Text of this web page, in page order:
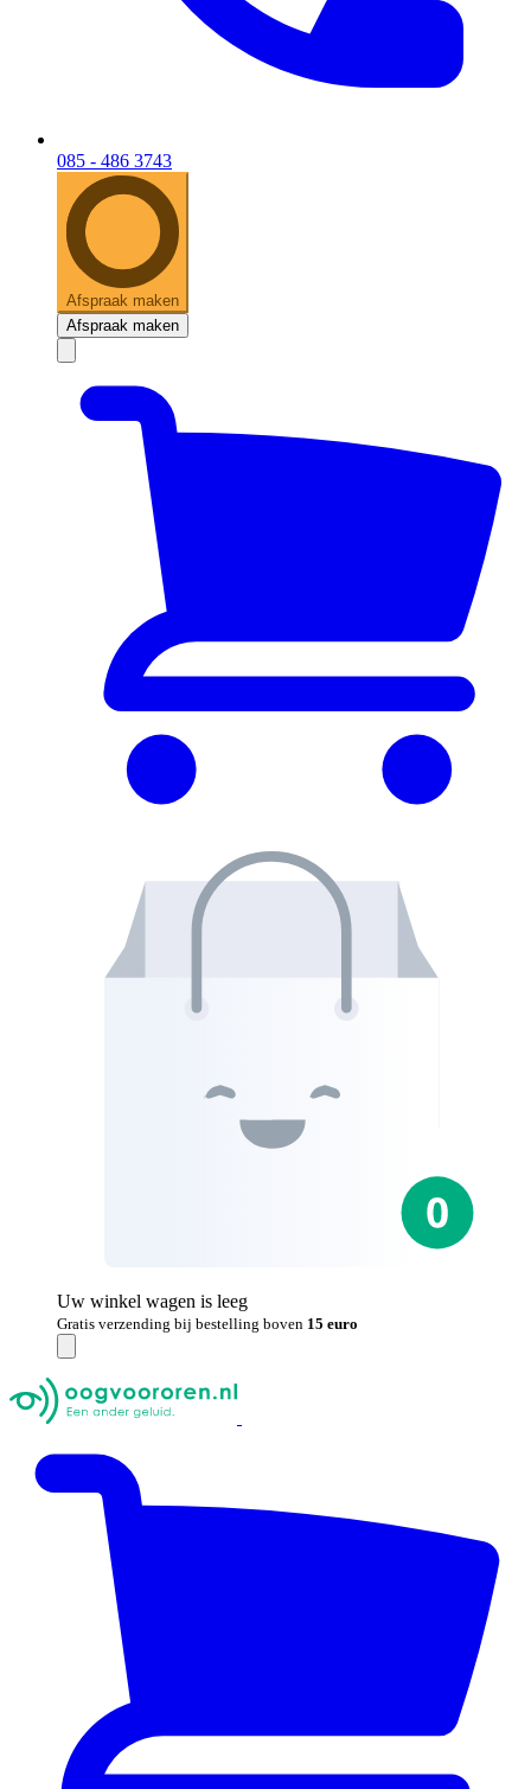
085 - 486 3743
Afspraak maken
Afspraak maken
Uw winkel wagen is leeg
Gratis verzending bij bestelling boven 15 euro